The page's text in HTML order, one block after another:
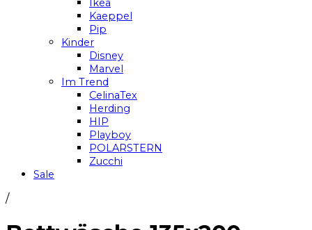
Ikea
Kaeppel
Pip
Kinder
Disney
Marvel
Im Trend
CelinaTex
Herding
HIP
Playboy
POLARSTERN
Zucchi
Sale
/